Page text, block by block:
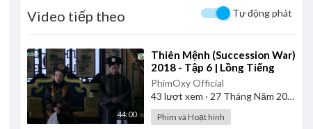
Video tiếp theo Tự động phát
44:00
⁣Thiên Mệnh (Succession War)
2018 - Tập 6 | Lồng Tiếng
PhimOxy Official
43 lượt xem · 27 Tháng Năm 2025
Phim và Hoạt hình